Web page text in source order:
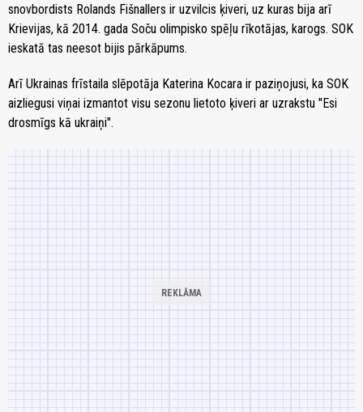
snovbordists Rolands Fišnallers ir uzvilcis ķiveri, uz kuras bija arī
Krievijas, kā 2014. gada Soču olimpisko spēļu rīkotājas, karogs. SOK
ieskatā tas neesot bijis pārkāpums.
Arī Ukrainas frīstaila slēpotāja Katerina Kocara ir paziņojusi, ka SOK
aizliegusi viņai izmantot visu sezonu lietoto ķiveri ar uzrakstu "Esi
drosmīgs kā ukraiņi".